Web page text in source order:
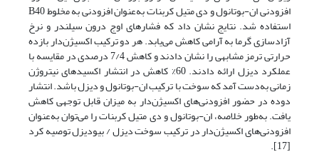
افزودنی ان-بوتانول و دی متیل کربنات به‌عنوان افزودنی به مخلوط B40
استفاده شد. نتایج نشان داد که فشارهای اوج درون سیلندر و نرخ
آزادسازی گرما به آرامی کاهش می‌یابد. هر دو ترکیب اکسیژن‌دار بازده
حرارتی ترمز مشابهی را نشان دادند و کاهش 7/4 درصدی در مقایسه با
عملکرد دیزل ارائه دادند. 60% کاهش در انتشار اکسیدهای نیتروژن
زمانی به‌دست آمد که سوخت با ترکیب ان-بوتانول و دیزل باشد. انتشار
دوده در حضور افزودنی‌های اکسیژن‌دار به میزان قابل توجهی کاهش
یافت. به‌طور خلاصه، ان-بوتانول و دی متیل کربنات را می‌توان به‌عنوان
افزودنی‌های اکسیژن‌دار در ترکیب سوخت دیزل / بیودیزل توصیه کرد
[17].